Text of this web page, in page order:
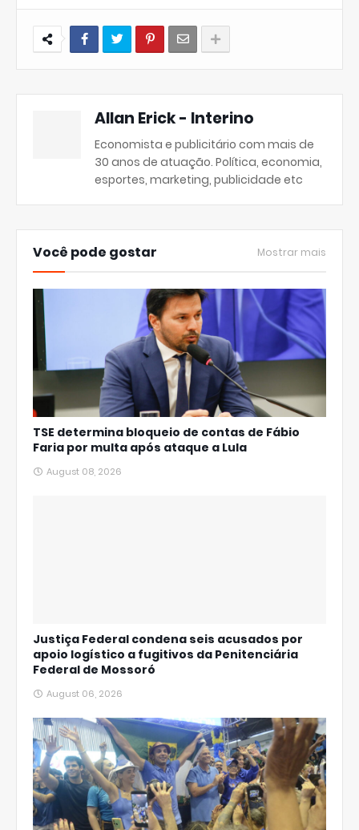
Allan Erick - Interino
Economista e publicitário com mais de
30 anos de atuação. Política, economia,
esportes, marketing, publicidade etc
Você pode gostar Mostrar mais
TSE determina bloqueio de contas de Fábio
Faria por multa após ataque a Lula
August 08, 2026
Justiça Federal condena seis acusados por
apoio logístico a fugitivos da Penitenciária
Federal de Mossoró
August 06, 2026